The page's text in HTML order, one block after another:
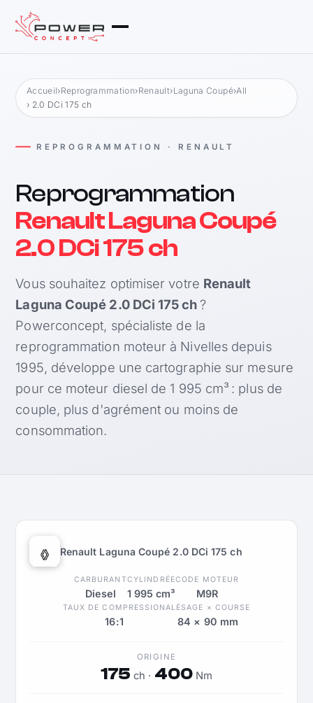
Accueil›Reprogrammation›Renault›Laguna Coupé›All
› 2.0 DCi 175 ch
REPROGRAMMATION · RENAULT
Reprogrammation
Renault Laguna Coupé
2.0 DCi 175 ch
Vous souhaitez optimiser votre Renault
Laguna Coupé 2.0 DCi 175 ch?
Powerconcept, spécialiste de la
reprogrammation moteur à Nivelles depuis
1995, développe une cartographie sur mesure
pour ce moteur diesel de 1 995 cm³ : plus de
couple, plus d'agrément ou moins de
consommation.
Renault Laguna Coupé 2.0 DCi 175 ch
CARBURANT
Diesel
CYLINDRÉE
1 995 cm³
CODE MOTEUR
M9R
TAUX DE COMPRESSION
16:1
ALÉSAGE × COURSE
84 × 90 mm
ORIGINE
175 ch · 400Nm